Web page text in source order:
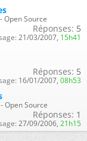
Open Source
Réponses: 5
21/03/2007, 15h41
Réponses: 5
16/01/2007, 08h53
Open Source
Réponses: 1
27/09/2006, 21h15